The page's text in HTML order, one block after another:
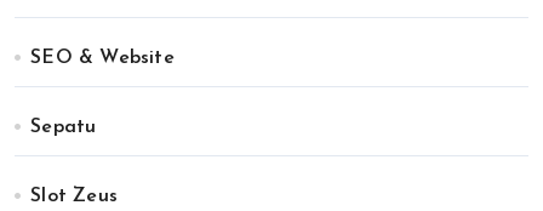
SEO & Website
Sepatu
Slot Zeus